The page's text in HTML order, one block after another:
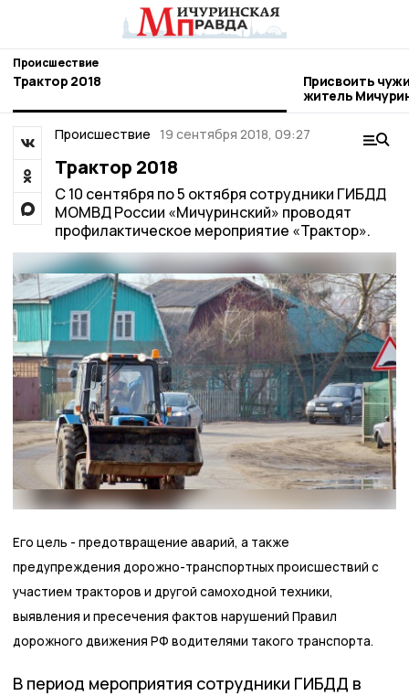
Происшествие
Трактор 2018
Присвоить
житель
Происшествие 19 сентября 2018, 09:27
Трактор 2018
С 10 сентября по 5 октября сотрудники ГИБДД
МОМВД России «Мичуринский» проводят
профилактическое мероприятие «Трактор».
Его цель - предотвращение аварий, а также
предупреждения дорожно-транспортных происшествий с
участием тракторов и другой самоходной техники,
выявления и пресечения фактов нарушений Правил
дорожного движения РФ водителями такого транспорта.
В период мероприятия сотрудники ГИБДД в